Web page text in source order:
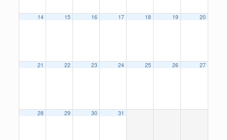
14 15 16 17 18 19 20
21 22 23 24 25 26 27
28 29 30 31